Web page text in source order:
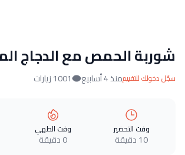
شوربة الحمص مع الدجاج
سجّل دخولك للتقييممنذ 4 أسابيع 1001 زيارات
وقت التحضير
10 دقيقة
وقت الطهي
0 دقيقة